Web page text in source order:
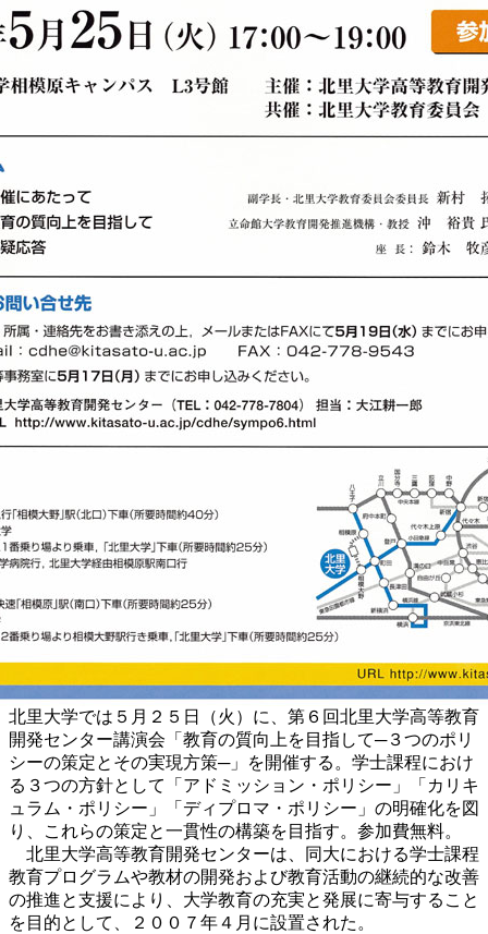
北里大学では５月２５日（火）に、第６回北里大学高等教育
開発センター講演会「教育の質向上を目指して─３つのポリ
シーの策定とその実現方策─」を開催する。学士課程におけ
る３つの方針として「アドミッション・ポリシー」「カリキ
ュラム・ポリシー」「ディプロマ・ポリシー」の明確化を図
り、これらの策定と一貫性の構築を目指す。参加費無料。
北里大学高等教育開発センターは、同大における学士課程
教育プログラムや教材の開発および教育活動の継続的な改善
の推進と支援により、大学教育の充実と発展に寄与すること
を目的として、２００７年４月に設置された。